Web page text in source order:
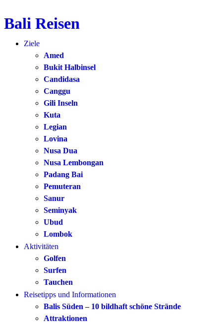
Zum
springen
Bali Reisen
Ziele
Amed
Bukit Halbinsel
Candidasa
Canggu
Gili Inseln
Kuta
Legian
Lovina
Nusa Dua
Nusa Lembongan
Padang Bai
Pemuteran
Sanur
Seminyak
Ubud
Lombok
Aktivitäten
Golfen
Surfen
Tauchen
Reisetipps und Informationen
Balis Süden – 10 bildhaft schöne Strände
Attraktionen